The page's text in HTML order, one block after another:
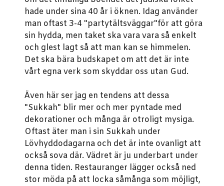
hade under sina 40 år i öknen. Idag använder
man oftast 3-4 "partytältsväggar"för att göra
sin hydda, men taket ska vara vara så enkelt
och glest lagt så att man kan se himmelen.
Det ska bära budskapet om att det är inte
vårt egna verk som skyddar oss utan Gud.
Även här ser jag en tendens att dessa
"Sukkah" blir mer och mer pyntade med
dekorationer och många är otroligt mysiga.
Oftast äter man i sin Sukkah under
Lövhyddodagarna och det är inte ovanligt att
också sova där. Vädret är ju underbart under
denna tiden. Restauranger lägger också ned
stor möda på att locka såmånga som möjligt,